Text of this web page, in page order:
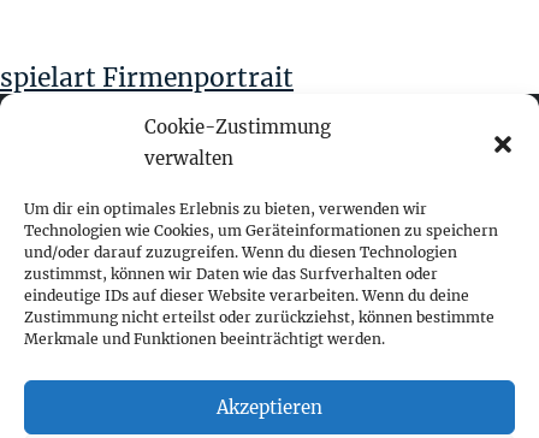
Cookie-Zustimmung
verwalten
Um dir ein optimales Erlebnis zu bieten, verwenden wir
Technologien wie Cookies, um Geräteinformationen zu speichern
und/oder darauf zuzugreifen. Wenn du diesen Technologien
zustimmst, können wir Daten wie das Surfverhalten oder
eindeutige IDs auf dieser Website verarbeiten. Wenn du deine
Zustimmung nicht erteilst oder zurückziehst, können bestimmte
Merkmale und Funktionen beeinträchtigt werden.
Akzeptieren
spielart Firmenportrait
fokus visuelle kommunikation
Franz-Ofner-Straße 20
A - 5020 Salzburg
+ 43 662 452 083
fokus@fokus-design.com
Impressum